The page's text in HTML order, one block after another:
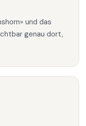
und das
genau dort,